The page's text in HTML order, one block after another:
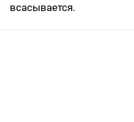
всасывается.